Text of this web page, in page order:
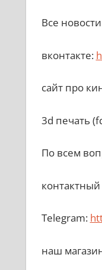
Все новости
вконтакте:
сайт про
3d печать
По всем
Telegram:
наш